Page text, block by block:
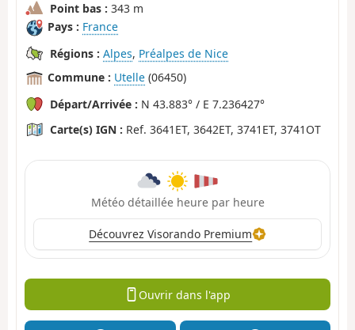
Point bas : 343 m
Pays : France
Régions : Alpes, Préalpes de Nice
Commune : Utelle (06450)
Départ/Arrivée : N 43.883° / E 7.236427°
Carte(s) IGN : Ref. 3641ET, 3642ET, 3741ET, 3741OT
Météo détaillée heure par heure
Découvrez Visorando Premium
Ouvrir dans l'app